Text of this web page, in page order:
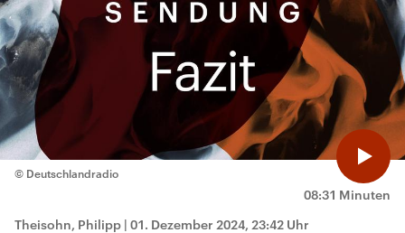
08:31 Minuten
© Deutschlandradio
Theisohn, Philipp | 01. Dezember 2024, 23:42 Uhr